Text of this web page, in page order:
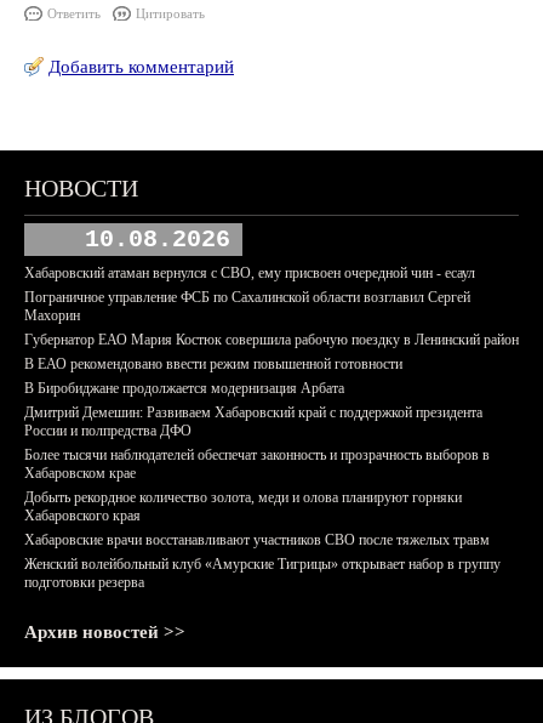
Ответить Цитировать
Добавить комментарий
НОВОСТИ
10.08.2026
Хабаровский атаман вернулся с СВО, ему присвоен очередной чин - есаул
Пограничное управление ФСБ по Сахалинской области возглавил Сергей
Махорин
Губернатор ЕАО Мария Костюк совершила рабочую поездку в Ленинский район
В ЕАО рекомендовано ввести режим повышенной готовности
В Биробиджане продолжается модернизация Арбата
Дмитрий Демешин: Развиваем Хабаровский край с поддержкой президента
России и полпредства ДФО
Более тысячи наблюдателей обеспечат законность и прозрачность выборов в
Хабаровском крае
Добыть рекордное количество золота, меди и олова планируют горняки
Хабаровского края
Хабаровские врачи восстанавливают участников СВО после тяжелых травм
Женский волейбольный клуб «Амурские Тигрицы» открывает набор в группу
подготовки резерва
Архив новостей >>
ИЗ БЛОГОВ